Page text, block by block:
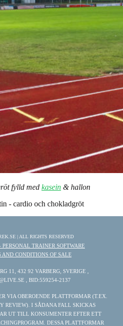
fylld med kasein & hallon
| ALL RIGHTS RESERVED
TRAINER SOFTWARE
AND CONDITIONS OF SALE
11, 432 92 VARBERG, SVERIGE ,
, BID:559254-2137
VIA OBEROENDE PLATTFORMAR (T.EX.
REVIEW). I SÅDANA FALL SKICKAS
UT TILL KONSUMENTER EFTER ETT
DESSA PLATTFORMAR